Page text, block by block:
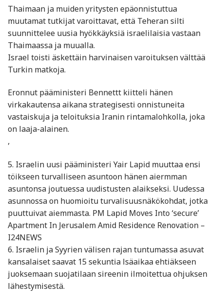
Thaimaan ja muiden yritysten epäonnistuttua
muutamat tutkijat varoittavat, että Teheran silti
suunnittelee uusia hyökkäyksiä israelilaisia vastaan
Thaimaassa ja muualla.
Israel toisti äskettäin harvinaisen varoituksen välttää
Turkin matkoja.
Eronnut pääministeri Bennettt kiitteli hänen
virkakautensa aikana strategisesti onnistuneita
vastaiskuja ja teloituksia Iranin rintamalohkolla, joka
on laaja-alainen.
,
5. Israelin uusi pääministeri Yair Lapid muuttaa ensi
töikseen turvalliseen asuntoon hänen aiermman
asuntonsa joutuessa uudistusten alaikseksi. Uudessa
asunnossa on huomioitu turvalisuusnäkökohdat, jotka
puuttuivat aiemmasta. PM Lapid Moves Into ‘secure’
Apartment In Jerusalem Amid Residence Renovation –
I24NEWS
6. Israelin ja Syyrien välisen rajan tuntumassa asuvat
kansalaiset saavat 15 sekuntia lsäaikaa ehtiäkseen
juoksemaan suojatilaan sireenin ilmoitettua ohjuksen
lähestymisestä.